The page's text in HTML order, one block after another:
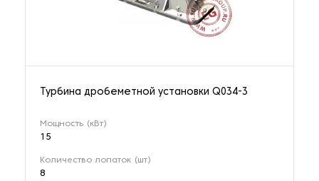
Турбина дробеметной установки Q034-3
Мощность (кВт)
15
Количество лопаток (шт)
8